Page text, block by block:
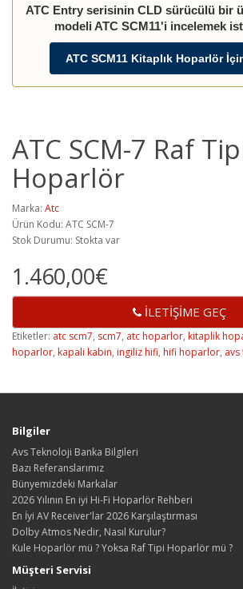
ATC Entry serisinin CLD sürücülü bir
modeli ATC SCM11'i incelemek
ATC SCM11 Kitaplık Hoparlör
ATC SCM-7 Raf
Hoparlör
Marka: Atc
Ürün Kodu: ATC SCM-7
Stok Durumu: Stokta var
1.460,00€
İLETİŞİME GEÇ
Etiketler: atc scm7, scm7, atc hoparlor, kitaplik
hoparlor, kapali kabin, ingiliz hifi, hifi hoparlor,
Bilgiler
Avs Teknoloji Banka Bilgileri
Bazı Referanslarımız
Bünyemizdeki Markalar
2026 Yılının En iyi Hi-Fi Hoparlör Rehberi
En İyi AV Receiver'lar 2026 Karşılaştırması
Dolby Atmos Nedir, Nasıl Kurulur?
Kule Hoparlör mü ? Yoksa Raf Tipi Hoparlör mü ?
Müşteri Servisi